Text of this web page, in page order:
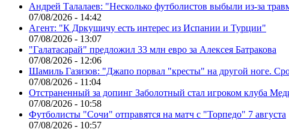
Андрей Талалаев: "Несколько футболистов выбыли из-за
07/08/2026 - 14:42
Агент: "К Дркушичу есть интерес из Испании и Турции"
07/08/2026 - 13:07
"Галатасарай" предложил 33 млн евро за Алексея Батракова
07/08/2026 - 12:06
Шамиль Газизов: "Джапо порвал "кресты" на другой ноге.
07/08/2026 - 11:04
Отстраненный за допинг Заболотный стал игроком клуба
07/08/2026 - 10:58
Футболисты "Сочи" отправятся на матч с "Торпедо" 7 августа
07/08/2026 - 10:57